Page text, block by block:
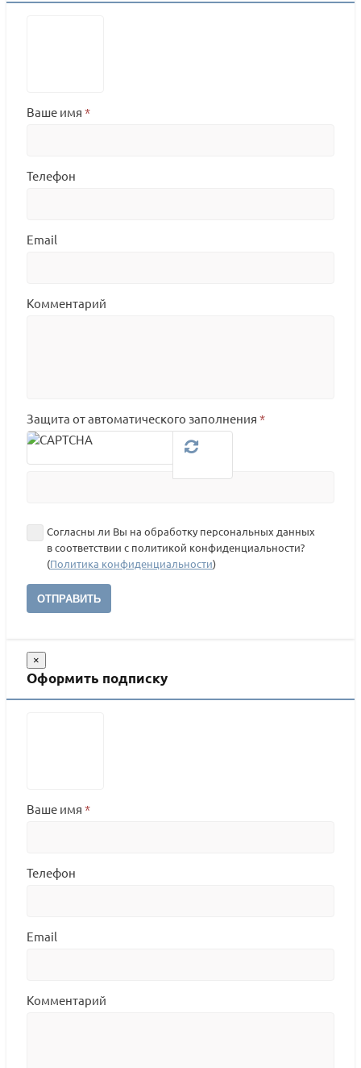
Ваше имя *
Телефон
Email
Комментарий
Защита от автоматического заполнения *
Согласны ли Вы на обработку персональных данных
в соответствии с политикой конфиденциальности?
(Политика конфиденциальности)
ОТПРАВИТЬ
×
Оформить подписку
Ваше имя *
Телефон
Email
Комментарий